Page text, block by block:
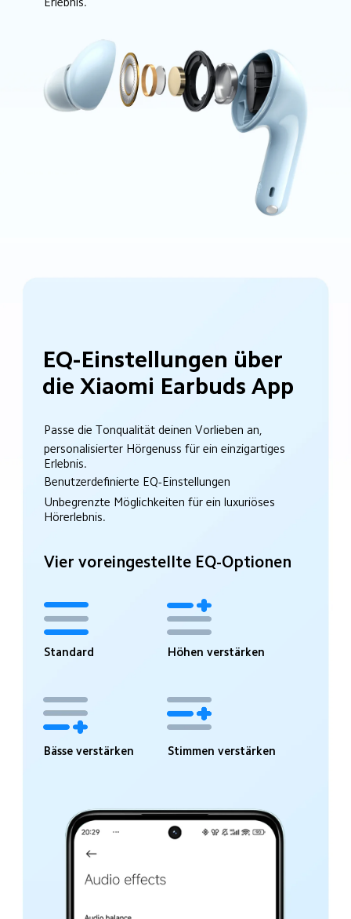
EQ-Einstellungen über
die Xiaomi Earbuds App
Passe die Tonqualität deinen Vorlieben an,
personalisierter Hörgenuss für ein einzigartiges
Erlebnis.
Benutzerdefinierte EQ-Einstellungen
Unbegrenzte Möglichkeiten für ein luxuriöses
Hörerlebnis.
Vier voreingestellte EQ-Optionen
Höhen verstärken
Standard
Bässe verstärken Stimmen verstärken